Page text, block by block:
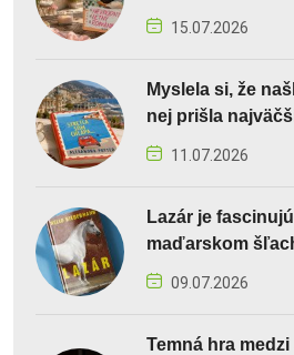
15.07.2026
Myslela si, že
nej prišla
11.07.2026
Lazár je
maďarskom
09.07.2026
Temná hra